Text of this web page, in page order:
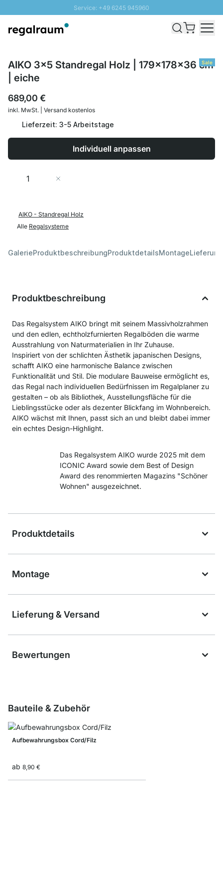
Service: +49 6245 945960
Schnelle Lieferung - Gratis Versand ab 100€
Sale
AIKO 3x5 Standregal Holz | 179x178x36 cm
| eiche
689,00 €
inkl. MwSt. | Versand kostenlos
Lieferzeit: 3-5 Arbeitstage
Individuell anpassen
Menge
AIKO - Standregal Holz
Alle Regalsysteme
GalerieProduktbeschreibungProduktdetailsMontage
Produktbeschreibung
Das Regalsystem AIKO bringt mit seinem Massivholzrahmen
und den edlen, echtholzfurnierten Regalböden die warme
Ausstrahlung von Naturmaterialien in Ihr Zuhause.
Inspiriert von der schlichten Ästhetik japanischen Designs,
schafft AIKO eine harmonische Balance zwischen
Funktionalität und Stil. Die modulare Bauweise ermöglicht es,
das Regal nach individuellen Bedürfnissen im Regalplaner zu
gestalten – ob als Bibliothek, Ausstellungsfläche für die
Lieblingsstücke oder als dezenter Blickfang im Wohnbereich.
AIKO wächst mit Ihnen, passt sich an und bleibt dabei immer
ein echtes Design-Highlight.
Das Regalsystem AIKO wurde 2025 mit dem
ICONIC Award sowie dem Best of Design
Award des renommierten Magazins "Schöner
Wohnen" ausgezeichnet.
Produktdetails
Montage
Lieferung & Versand
Bewertungen
Bauteile & Zubehör
Aufbewahrungsbox Cord/Filz
ab 8,90 €